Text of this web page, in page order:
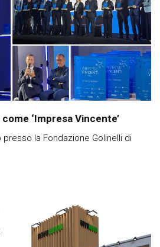
‘Impresa Vincente’
presso la Fondazione Golinelli di